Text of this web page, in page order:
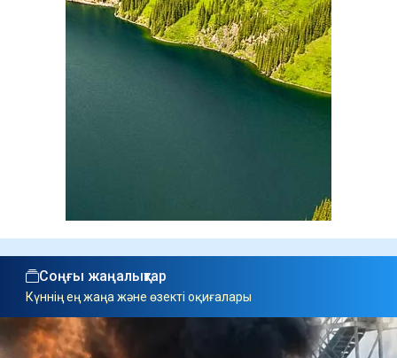
Соңғы жаңалықтар
Күннің ең жаңа және өзекті оқиғалары